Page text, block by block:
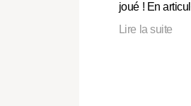
joué ! En
Lire la suite